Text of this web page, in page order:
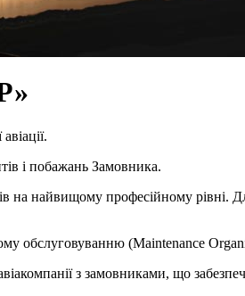
і побажань Замовника.
на найвищому професійному рівні.
обслуговуванню (Maintenance
з замовниками, що